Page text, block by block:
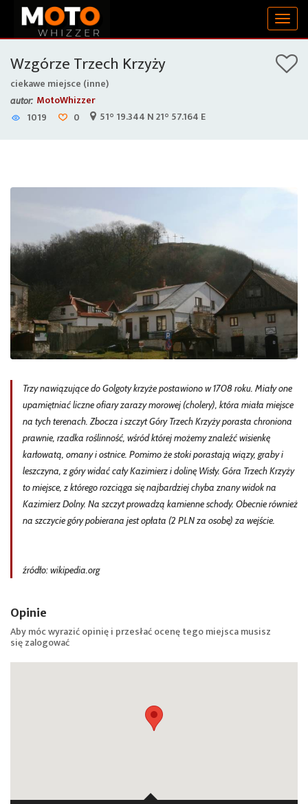
Wzgórze Trzech Krzyży
ciekawe miejsce (inne)
autor: MotoWhizzer
1019
0 51° 19.344 N 21° 57.164 E
Trzy nawiązujące do Golgoty krzyże postawiono w 1708 roku. Miały one
upamiętniać liczne ofiary zarazy morowej (cholery), która miała miejsce
na tych terenach. Zbocza i szczyt Góry Trzech Krzyży porasta chroniona
prawnie, rzadka roślinność, wśród której możemy znaleźć wisienkę
karłowatą, omany i ostnice. Pomimo że stoki porastają wiązy, graby i
leszczyna, z góry widać cały Kazimierz i dolinę Wisły. Góra Trzech Krzyży
to miejsce, z którego rozciąga się najbardziej chyba znany widok na
Kazimierz Dolny. Na szczyt prowadzą kamienne schody. Obecnie również
na szczycie góry pobierana jest opłata (2 PLN za osobę) za wejście.
źródło: wikipedia.org
Opinie
Aby móc wyrazić opinię i przesłać ocenę tego miejsca musisz
sięzalogować